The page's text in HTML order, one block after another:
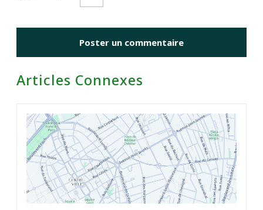
Articles Connexes